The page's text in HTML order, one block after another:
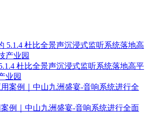
杜比全景声沉浸式监听系统落地高平
业园
案例｜中山九洲盛宴-音响系统进行全面